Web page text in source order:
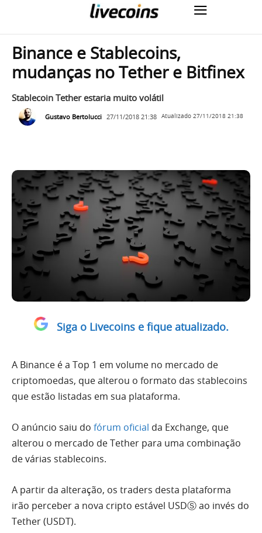
Binance e Stablecoins,
mudanças no Tether e Bitfinex
Stablecoin Tether estaria muito volátil
Gustavo Bertolucci 27/11/2018 21:38 Atualizado 27/11/2018 21:38
Siga o Livecoins e fique atualizado.
A Binance é a Top 1 em volume no mercado de
criptomoedas, que alterou o formato das stablecoins
que estão listadas em sua plataforma.
O anúncio saiu do fórum oficial da Exchange, que
alterou o mercado de Tether para uma combinação
de várias stablecoins.
A partir da alteração, os traders desta plataforma
irão perceber a nova cripto estável USDⓈ ao invés do
Tether (USDT).